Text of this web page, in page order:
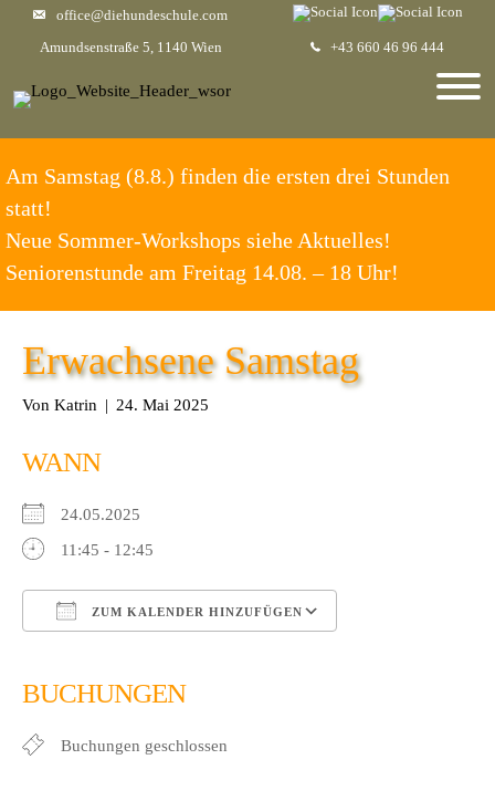
office@diehundeschule.com
+43 660 46 96 444
Amundsenstraße 5, 1140 Wien
Am Samstag (8.8.) finden die ersten drei Stunden
statt!
Neue Sommer-Workshops siehe Aktuelles!
Seniorenstunde am Freitag 14.08. – 18 Uhr!
Erwachsene Samstag
Von Katrin | 24. Mai 2025
WANN
24.05.2025
11:45 - 12:45
ZUM KALENDER HINZUFÜGEN
BUCHUNGEN
Buchungen geschlossen